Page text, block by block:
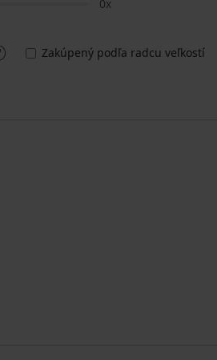
0x
Zakúpený podľa radcu veľkostí